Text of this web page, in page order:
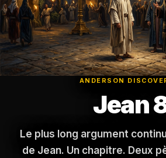
ANDERSON
Jean
Le plus long argument
de Jean. Un chapitre. Deux